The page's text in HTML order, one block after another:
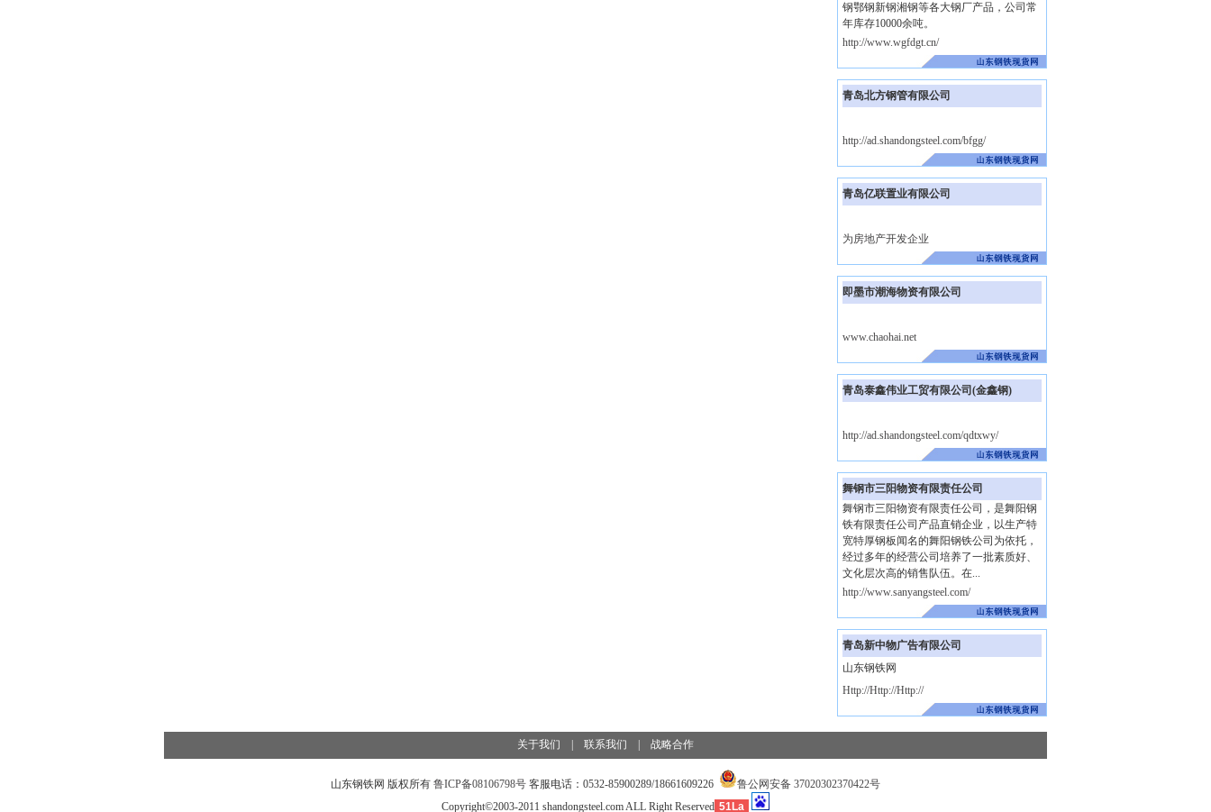
钢鄂钢新钢湘钢等各大钢厂产品，公司常
年库存10000余吨。
http://www.wgfdgt.cn/
青岛北方钢管有限公司
http://ad.shandongsteel.com/bfgg/
青岛亿联置业有限公司
为房地产开发企业
即墨市潮海物资有限公司
www.chaohai.net
青岛泰鑫伟业工贸有限公司(金鑫钢)
http://ad.shandongsteel.com/qdtxwy/
舞钢市三阳物资有限责任公司
舞钢市三阳物资有限责任公司，是舞阳钢
铁有限责任公司产品直销企业，以生产特
宽特厚钢板闻名的舞阳钢铁公司为依托，
经过多年的经营公司培养了一批素质好、
文化层次高的销售队伍。在...
http://www.sanyangsteel.com/
青岛新中物广告有限公司
山东钢铁网
Http://Http://Http://
关于我们 联系我们 战略合作
山东钢铁网 版权所有 鲁ICP备08106798号 客服电话： 0532-85900289/18661609226
鲁公网安备 37020302370422号
Copyright©2003-2011 shandongsteel.com ALL Right Reserved 51La